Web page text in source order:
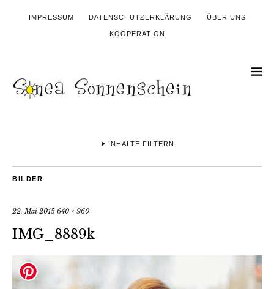
IMPRESSUM DATENSCHUTZERKLÄRUNG ÜBER UNS
KOOPERATION
INHALTE FILTERN
BILDER
22. Mai 2015 640 × 960
IMG_8889k